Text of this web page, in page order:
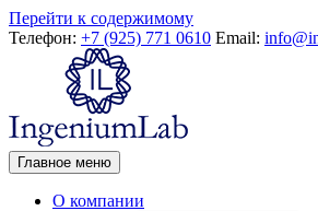
Перейти к содержимому
Телефон: +7 (925) 771 0610 Email:
Главное меню
О компании